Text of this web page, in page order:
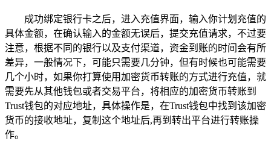
成功绑定银行卡之后，进入充值界面，输入你计划充值的
具体金额，在确认输入的金额无误后，提交充值请求，不过要
注意，根据不同的银行以及支付渠道，资金到账的时间会有所
差异，一般情况下，可能只需要几分钟，但有时候也可能需要
几个小时，如果你打算使用加密货币转账的方式进行充值，就
需要先从其他钱包或者交易平台，将相应的加密货币转账到
Trust钱包的对应地址，具体操作是，在Trust钱包中找到该加密
货币的接收地址，复制这个地址后,再到转出平台进行转账操
作。